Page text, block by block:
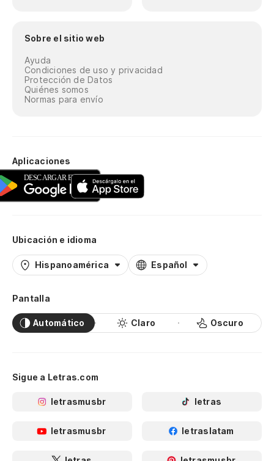
Sobre el sitio web
Ayuda
Condiciones de uso y privacidad
Protección de Datos
Quiénes somos
Normas para envío
Aplicaciones
Ubicación e idioma
Hispanoamérica Español
Pantalla
Automático Claro Oscuro
Sigue a Letras.com
letrasmusbr letras
letrasmusbr letraslatam